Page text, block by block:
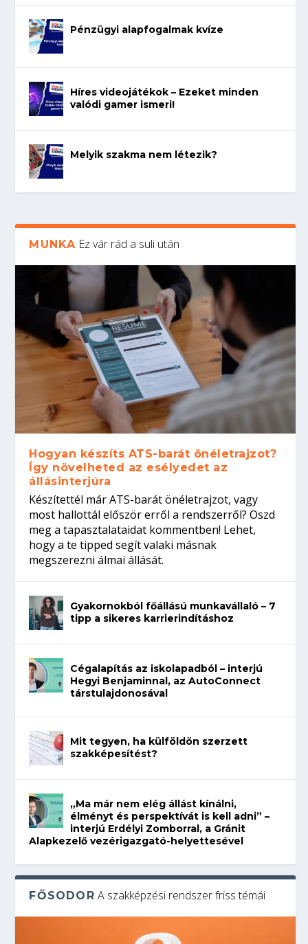
Pénzügyi alapfogalmak kvíze
Híres videojátékok – Ezeket minden
valódi gamer ismeri!
Melyik szakma nem létezik?
MUNKA Ez vár rád a suli után
Hogyan készíts ATS-barát önéletrajzot?
Így növelheted az esélyedet az
állásinterjúra
Készítettél már ATS-barát önéletrajzot, vagy
most hallottál először erről a rendszerről? Oszd
meg a tapasztalataidat kommentben! Lehet,
hogy a te tipped segít valaki másnak
megszerezni álmai állását.
Gyakornokból főállású munkavállaló – 7
tipp a sikeres karrierindításhoz
Cégalapítás az iskolapadból – interjú
Hegyi Benjaminnal, az AutoConnect
társtulajdonosával
Mit tegyen, ha külföldön szerzett
szakképesítést?
„Ma már nem elég állást kínálni,
élményt és perspektívát is kell adni” –
interjú Erdélyi Zomborral, a Gránit
Alapkezelő vezérigazgató-helyettesével
FŐSODOR A szakképzési rendszer friss témái